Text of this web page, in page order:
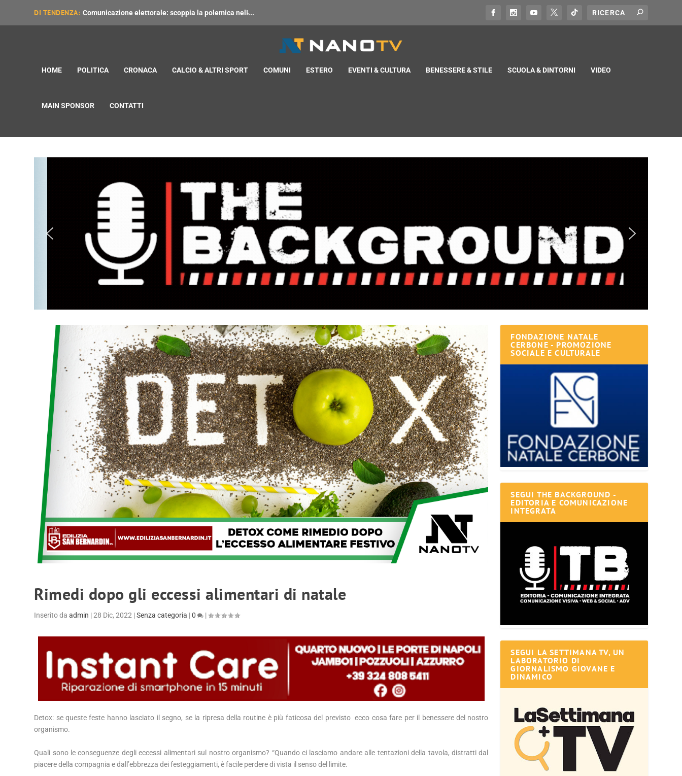
DI TENDENZA: Comunicazione elettorale: scoppia la polemica nell̵...
HOME POLITICA CRONACA CALCIO & ALTRI SPORT COMUNI ESTERO EVENTI & CULTURA BENESSERE & STILE SCUOLA & DINTORNI VIDEO
MAIN SPONSOR CONTATTI
Rimedi dopo gli eccessi alimentari di natale
Inserito daadmin |28 Dic, 2022 |Senza categoria |0 |
Detox: se queste feste hanno lasciato il segno, se la ripresa della routine è più faticosa del previsto ecco cosa fare per il benessere del nostro
organismo.
Quali sono le conseguenze degli eccessi alimentari sul nostro organismo? “Quando ci lasciamo andare alle tentazioni della tavola, distratti dal
piacere della compagnia e dall’ebbrezza dei festeggiamenti, è facile perdere di vista il senso del limite.
FONDAZIONE NATALE
CERBONE - PROMOZIONE
SOCIALE E CULTURALE
SEGUI THE BACKGROUND -
EDITORIA E COMUNICAZIONE
INTEGRATA
SEGUI LA SETTIMANA TV, UN
LABORATORIO DI
GIORNALISMO GIOVANE E
DINAMICO